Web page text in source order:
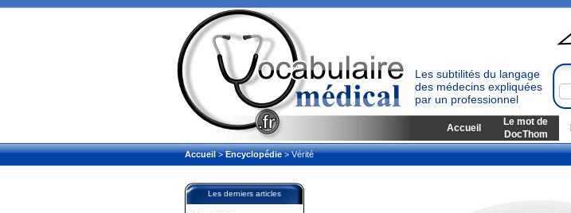
Les subtilités du langage
des médecins expliquées
par un professionnel
Accueil
Le mot de
DocThom
Accueil>Encyclopédie> Vérité
Les derniers articles